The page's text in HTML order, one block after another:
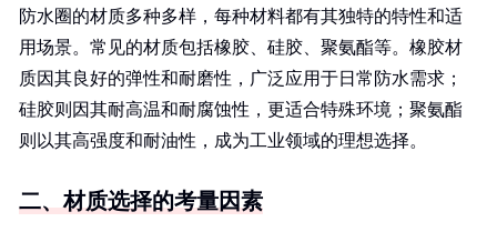
防水圈的材质多种多样，每种材料都有其独特的特性和适
用场景。常见的材质包括橡胶、硅胶、聚氨酯等。橡胶材
质因其良好的弹性和耐磨性，广泛应用于日常防水需求；
硅胶则因其耐高温和耐腐蚀性，更适合特殊环境；聚氨酯
则以其高强度和耐油性，成为工业领域的理想选择。
二、材质选择的考量因素